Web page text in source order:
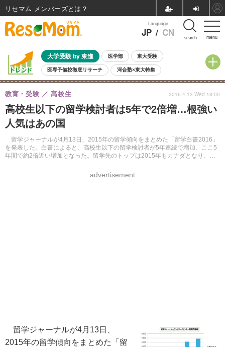
menu
Language
JP / CN search
大学受験 by 東進 医学部 東大受験
医専予備校徹底リサーチ 河合塾×東大特集
親子で考える大学選び 高校受験 中学受験 小学校受験
共通テスト 夏休み
8月開催イベント・WS 全国公立高校 過去問 人気記事
自由研究教材（小学生向け）
高校生以下の留学検討者は5年で2倍増…根強い
人気はあの国
留学ジャーナルが4月13日、2015年の留学傾向をまとめた「留学白書2016」
を発表した。白書によると、高校生以下の留学検討者が5年連続で増加、ここ5
年間で約2倍近い増加となった。留学先のトップは2015年もカナダとなり、治
教育・受験 高校生
advertisement
2016.4.13 Wed 18:00
留学ジャーナルが4月13日、
2015年の留学傾向をまとめた「留
リセマム メンバーズ